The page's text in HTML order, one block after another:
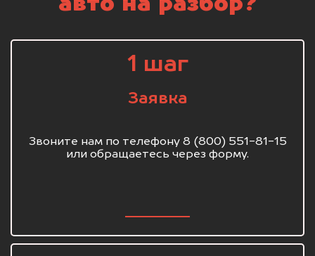
авто на разбор?
1 шаг
Заявка
Звоните нам по телефону 8 (800) 551-81-15
или обращаетесь через форму.